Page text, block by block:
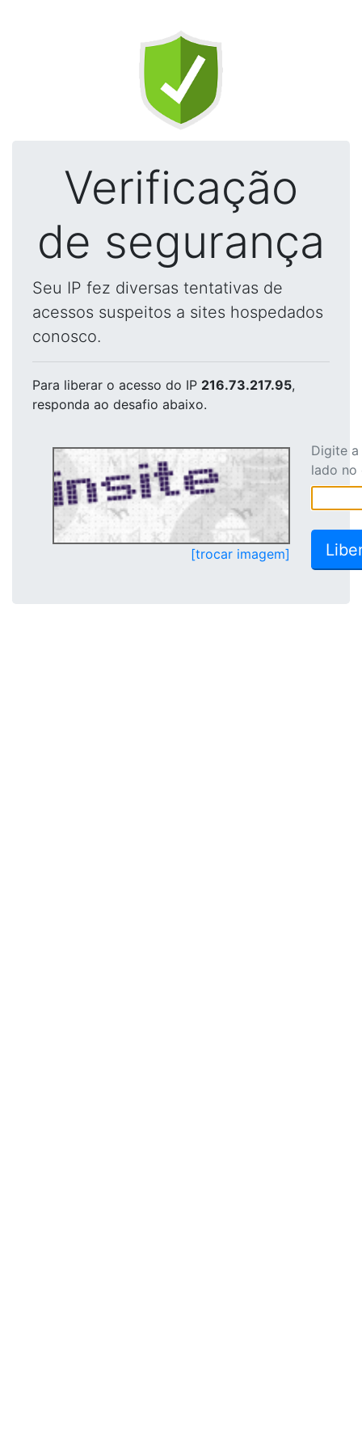
Verificação
de segurança
Seu IP fez diversas tentativas de
acessos suspeitos a sites hospedados
conosco.
Para liberar o acesso do IP 216.73.217.95,
responda ao desafio abaixo.
[trocar imagem]
Digite
lado no